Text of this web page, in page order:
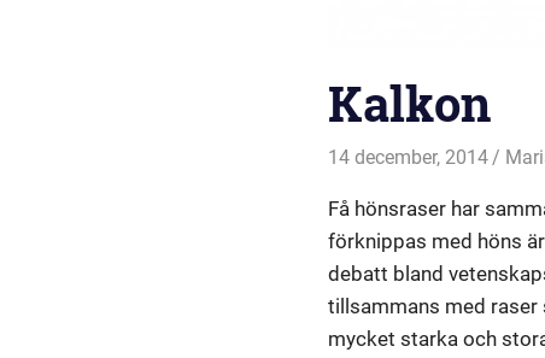
Kalkon
14 december, 2014
Få hönsraser har
förknippas med höns
debatt bland
tillsammans med raser
mycket starka och